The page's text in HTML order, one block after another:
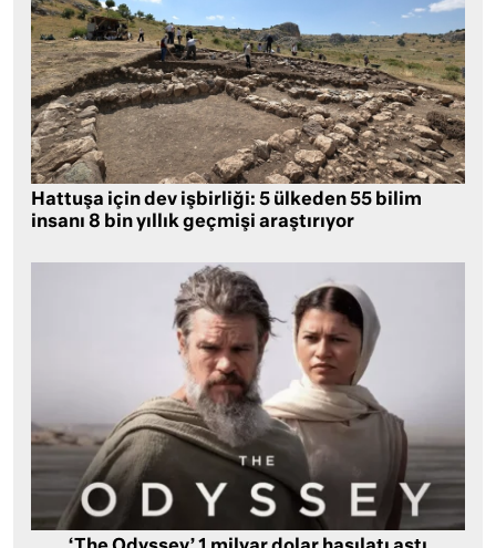
Hattuşa için dev işbirliği: 5 ülkeden 55 bilim
insanı 8 bin yıllık geçmişi araştırıyor